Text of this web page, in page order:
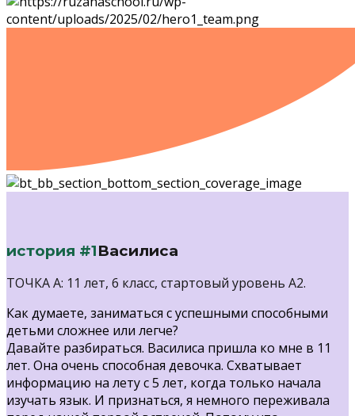
история #1Василиса
ТОЧКА А: 11 лет, 6 класс, стартовый уровень А2.
Как думаете, заниматься с успешными способными
детьми сложнее или легче?
Давайте разбираться. Василиса пришла ко мне в 11
лет. Она очень способная девочка. Схватывает
информацию на лету с 5 лет, когда только начала
изучать язык. И признаться, я немного переживала